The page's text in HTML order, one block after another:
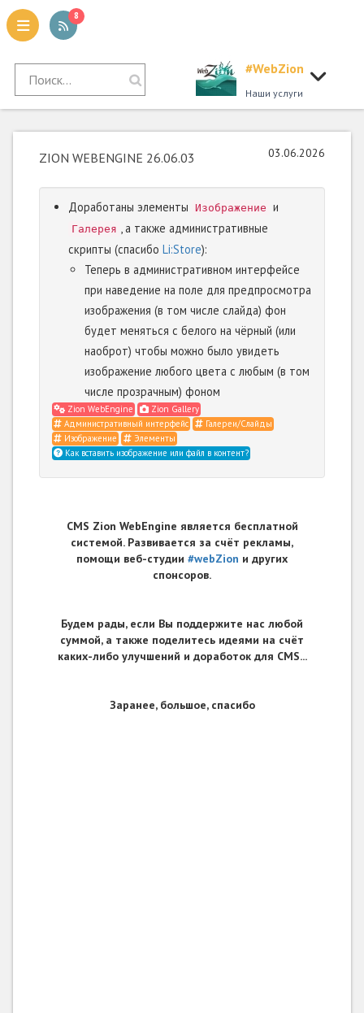
8
#WebZion
Наши услуги
ZION WEBENGINE 26.06.03 03.06.2026
Доработаны элементы Изображение и
Галерея
, а также административные
скрипты (спасибо Li:Store):
Теперь в административном интерфейсе
при наведение на поле для предпросмотра
изображения (в том числе слайда) фон
будет меняться с белого на чёрный (или
наоброт) чтобы можно было увидеть
изображение любого цвета с любым (в том
числе прозрачным) фоном
Zion WebEngine
Zion Gallery
Административный интерфейс
Галереи/Слайды
Изображение
Элементы
Как вставить изображение или файл в контент?
CMS Zion WebEngine является бесплатной
системой. Развивается за счёт рекламы,
помощи веб-студии #webZion и других
спонсоров.
Будем рады, если Вы поддержите нас любой
суммой, а также поделитесь идеями на счёт
каких-либо улучшений и доработок для CMS...
Заранее, большое, спасибо